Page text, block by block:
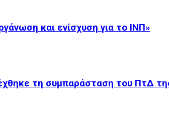
και ενίσχυση για το ΙΝΠ»
τη συμπαράσταση του ΠτΔ της